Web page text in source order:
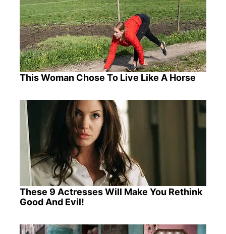
This Woman Chose To Live Like A Horse
These 9 Actresses Will Make You Rethink
Good And Evil!